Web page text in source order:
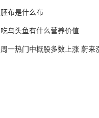
胚布是什么布
吃乌头鱼有什么营养价值
周一热门中概股多数上涨 蔚来